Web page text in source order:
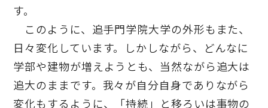
す。
このように、追手門学院大学の外形もまた、
日々変化しています。しかしながら、どんなに
学部や建物が増えようとも、当然ながら追大は
追大のままです。我々が自分自身でありながら
変化もするように、「持続」と移ろいは事物の